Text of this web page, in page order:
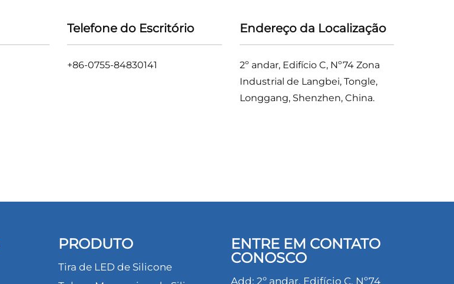
Telefone do Escritório
+86-0755-84830141
Endereço da Localização
2º andar, Edifício C, Nº74 Zona
Industrial de Langbei, Tongle,
Longgang, Shenzhen, China.
PRODUTO
Tira de LED de Silicone
ENTRE EM CONTATO
CONOSCO
Add: 2º andar, Edifício C, Nº74